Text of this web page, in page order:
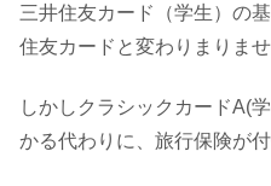
三井住友カード（学生）の
住友カードと変わりまりませ
しかしクラシックカードA(
かる代わりに、旅行保険が付